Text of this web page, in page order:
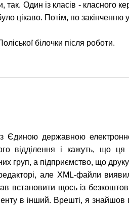
Один із класів - класного
цікаво. Потім, по закінченню
білочки після роботи.
Єдиною державною
відділення і кажуть, що
груп, а підприємство, що
але XML-файли
встановити щось із
в інший. Врешті, я знайшов